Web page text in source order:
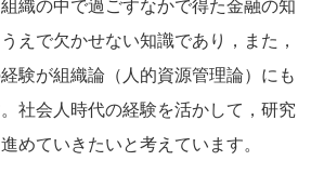
えで欠かせない知識であり，また，
験が組織論（人的資源管理論）にも
社会人時代の経験を活かして，研究
めていきたいと考えています。